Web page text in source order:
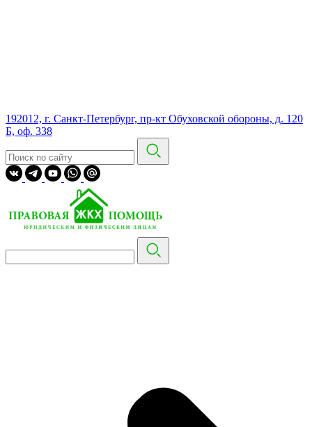
192012, г. Санкт-Петербург, пр-кт Обуховской обороны, д. 120
Б, оф. 338